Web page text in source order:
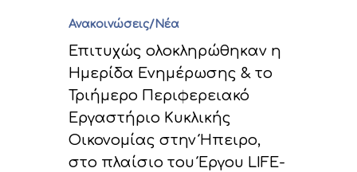
Ανακοινώσεις/Νέα
Επιτυχώς ολοκληρώθηκαν η
Ημερίδα Ενημέρωσης & το
Τριήμερο Περιφερειακό
Εργαστήριο Κυκλικής
Οικονομίας στην Ήπειρο,
στο πλαίσιο του Έργου LIFE-